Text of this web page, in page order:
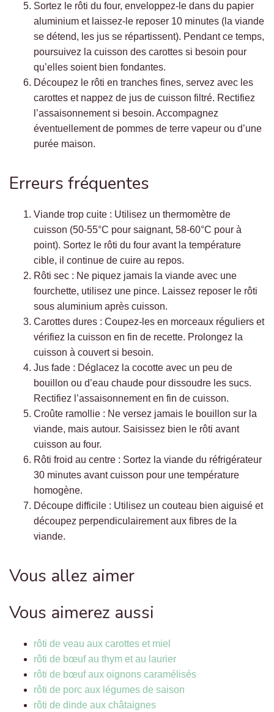
Sortez le rôti du four, enveloppez-le dans du papier
aluminium et laissez-le reposer 10 minutes (la viande
se détend, les jus se répartissent). Pendant ce temps,
poursuivez la cuisson des carottes si besoin pour
qu’elles soient bien fondantes.
Découpez le rôti en tranches fines, servez avec les
carottes et nappez de jus de cuisson filtré. Rectifiez
l’assaisonnement si besoin. Accompagnez
éventuellement de pommes de terre vapeur ou d’une
purée maison.
Erreurs fréquentes
Viande trop cuite : Utilisez un thermomètre de
cuisson (50-55°C pour saignant, 58-60°C pour à
point). Sortez le rôti du four avant la température
cible, il continue de cuire au repos.
Rôti sec : Ne piquez jamais la viande avec une
fourchette, utilisez une pince. Laissez reposer le rôti
sous aluminium après cuisson.
Carottes dures : Coupez-les en morceaux réguliers et
vérifiez la cuisson en fin de recette. Prolongez la
cuisson à couvert si besoin.
Jus fade : Déglacez la cocotte avec un peu de
bouillon ou d’eau chaude pour dissoudre les sucs.
Rectifiez l’assaisonnement en fin de cuisson.
Croûte ramollie : Ne versez jamais le bouillon sur la
viande, mais autour. Saisissez bien le rôti avant
cuisson au four.
Rôti froid au centre : Sortez la viande du réfrigérateur
30 minutes avant cuisson pour une température
homogène.
Découpe difficile : Utilisez un couteau bien aiguisé et
découpez perpendiculairement aux fibres de la
viande.
Vous allez aimer
Vous aimerez aussi
rôti de veau aux carottes et miel
rôti de bœuf au thym et au laurier
rôti de bœuf aux oignons caramélisés
rôti de porc aux légumes de saison
rôti de dinde aux châtaignes